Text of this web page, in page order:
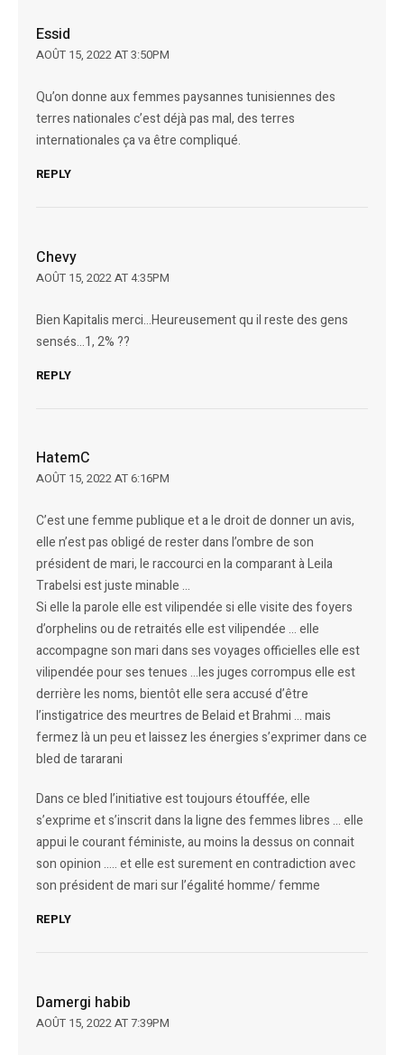
Essid
AOÛT 15, 2022 AT 3:50PM
Qu’on donne aux femmes paysannes tunisiennes des
terres nationales c’est déjà pas mal, des terres
internationales ça va être compliqué.
REPLY
Chevy
AOÛT 15, 2022 AT 4:35PM
Bien Kapitalis merci…Heureusement qu il reste des gens
sensés…1, 2% ??
REPLY
HatemC
AOÛT 15, 2022 AT 6:16PM
C’est une femme publique et a le droit de donner un avis,
elle n’est pas obligé de rester dans l’ombre de son
président de mari, le raccourci en la comparant à Leila
Trabelsi est juste minable …
Si elle la parole elle est vilipendée si elle visite des foyers
d’orphelins ou de retraités elle est vilipendée … elle
accompagne son mari dans ses voyages officielles elle est
vilipendée pour ses tenues …les juges corrompus elle est
derrière les noms, bientôt elle sera accusé d’être
l’instigatrice des meurtres de Belaid et Brahmi … mais
fermez là un peu et laissez les énergies s’exprimer dans ce
bled de tararani
Dans ce bled l’initiative est toujours étouffée, elle
s’exprime et s’inscrit dans la ligne des femmes libres … elle
appui le courant féministe, au moins la dessus on connait
son opinion ….. et elle est surement en contradiction avec
son président de mari sur l’égalité homme/ femme
REPLY
Damergi habib
AOÛT 15, 2022 AT 7:39PM